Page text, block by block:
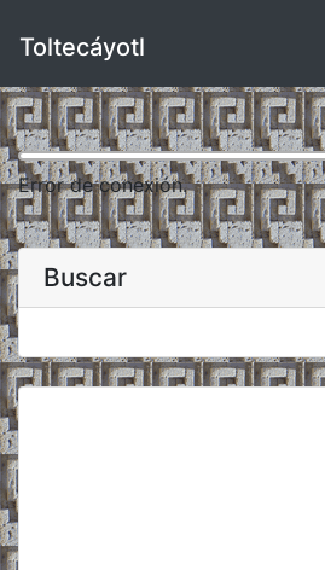
Toltecáyotl
Error de conexión.
Buscar